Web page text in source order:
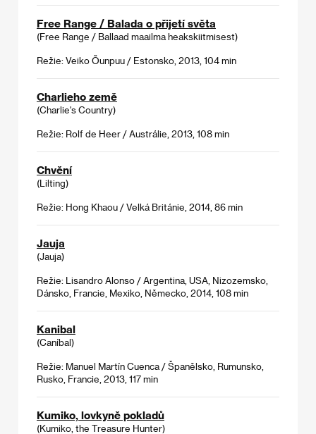
Free Range / Balada o přijetí světa
(Free Range / Ballaad maailma heakskiitmisest)
Režie: Veiko Õunpuu / Estonsko, 2013, 104 min
Charlieho země
(Charlie's Country)
Režie: Rolf de Heer / Austrálie, 2013, 108 min
Chvění
(Lilting)
Režie: Hong Khaou / Velká Británie, 2014, 86 min
Jauja
(Jauja)
Režie: Lisandro Alonso / Argentina, USA, Nizozemsko,
Dánsko, Francie, Mexiko, Německo, 2014, 108 min
Kanibal
(Caníbal)
Režie: Manuel Martín Cuenca / Španělsko, Rumunsko,
Rusko, Francie, 2013, 117 min
Kumiko, lovkyně pokladů
(Kumiko, the Treasure Hunter)